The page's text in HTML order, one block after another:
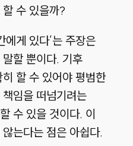
수 있을까?
에게 있다’는 주장은
할 뿐이다. 기후
할 수 있어야 평범한
임을 떠넘기려는
수 있을 것이다. 이
는다는 점은 아쉽다.